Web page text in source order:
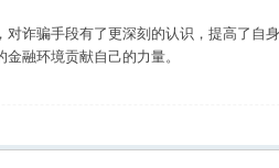
诈骗手段有了更深刻的认识，提高了自
融环境贡献自己的力量。